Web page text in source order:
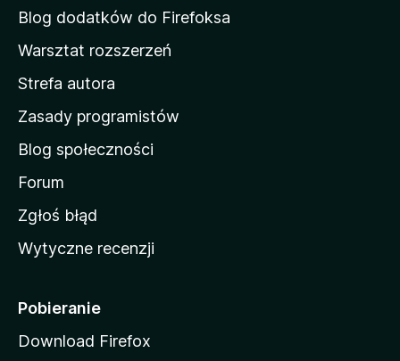
d
m
o
w
M
o
z
l
i
Blog dodatków do Firefoksa
Warsztat rozszerzeń
Strefa autora
Zasady programistów
Blog społeczności
Forum
Zgłoś błąd
Wytyczne recenzji
Pobieranie
Download Firefox